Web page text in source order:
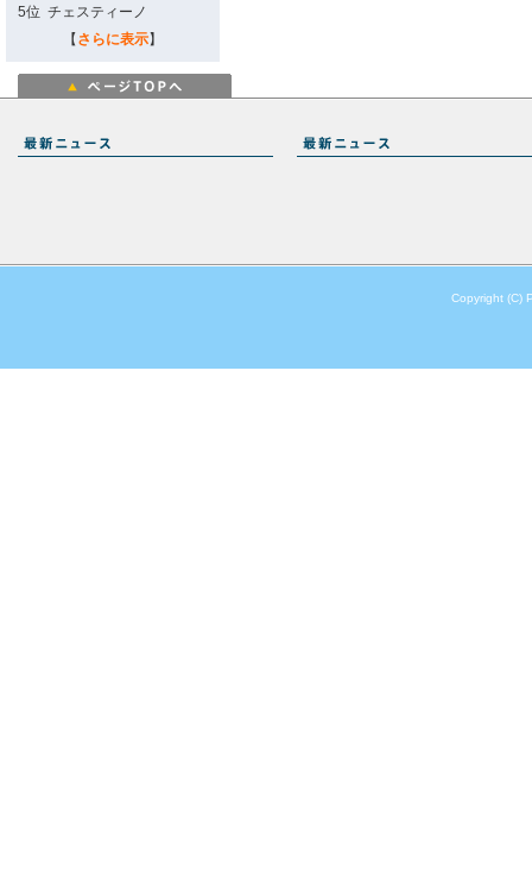
5位 チェスティーノ
【 さらに表示】
Copyright (C)